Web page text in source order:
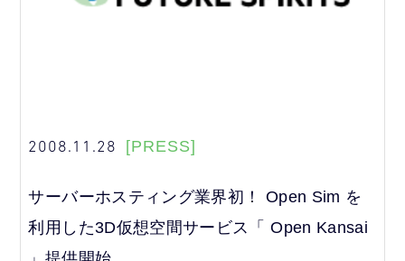
2008.11.28 [PRESS]
サーバーホスティング業界初！ Open Sim を
利用した3D仮想空間サービス「 Open Kansai